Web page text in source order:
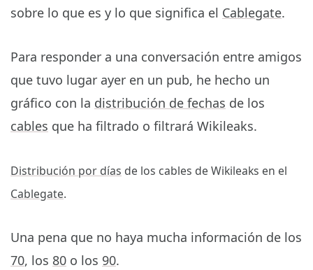
sobre lo que es y lo que significa el Cablegate.
Para responder a una conversación entre amigos
que tuvo lugar ayer en un pub, he hecho un
gráfico con la distribución de fechas de los
cables que ha filtrado o filtrará Wikileaks.
Distribución por días de los cables de Wikileaks en el
Cablegate.
Una pena que no haya mucha información de los
70, los 80 o los 90.